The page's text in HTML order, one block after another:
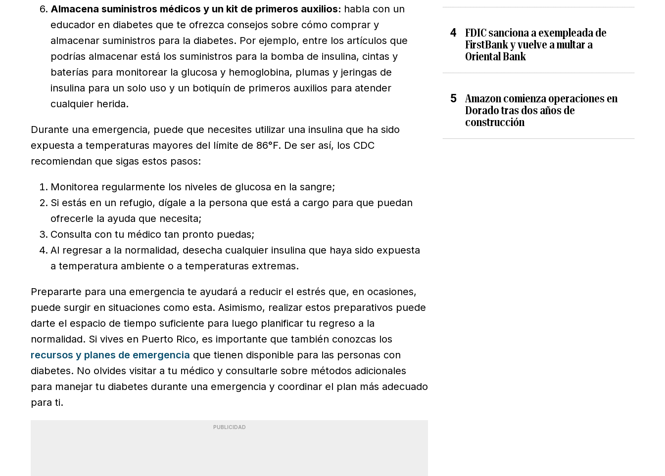
Almacena suministros médicos y un kit de primeros auxilios: habla con un
educador en diabetes que te ofrezca consejos sobre cómo comprar y
almacenar suministros para la diabetes. Por ejemplo, entre los artículos que
podrías almacenar está los suministros para la bomba de insulina, cintas y
baterías para monitorear la glucosa y hemoglobina, plumas y jeringas de
insulina para un solo uso y un botiquín de primeros auxilios para atender
cualquier herida.
Durante una emergencia, puede que necesites utilizar una insulina que ha sido
expuesta a temperaturas mayores del límite de 86°F. De ser así, los CDC
recomiendan que sigas estos pasos:
Monitorea regularmente los niveles de glucosa en la sangre;
Si estás en un refugio, dígale a la persona que está a cargo para que puedan
ofrecerle la ayuda que necesita;
Consulta con tu médico tan pronto puedas;
Al regresar a la normalidad, desecha cualquier insulina que haya sido expuesta
a temperatura ambiente o a temperaturas extremas.
Prepararte para una emergencia te ayudará a reducir el estrés que, en ocasiones,
puede surgir en situaciones como esta. Asimismo, realizar estos preparativos puede
darte el espacio de tiempo suficiente para luego planificar tu regreso a la
normalidad. Si vives en Puerto Rico, es importante que también conozcas los
recursos y planes de emergencia que tienen disponible para las personas con
diabetes. No olvides visitar a tu médico y consultarle sobre métodos adicionales
para manejar tu diabetes durante una emergencia y coordinar el plan más adecuado
para ti.
PUBLICIDAD
FDIC sanciona a exempleada de
FirstBank y vuelve a multar a
Oriental Bank
Amazon comienza operaciones en
Dorado tras dos años de
construcción